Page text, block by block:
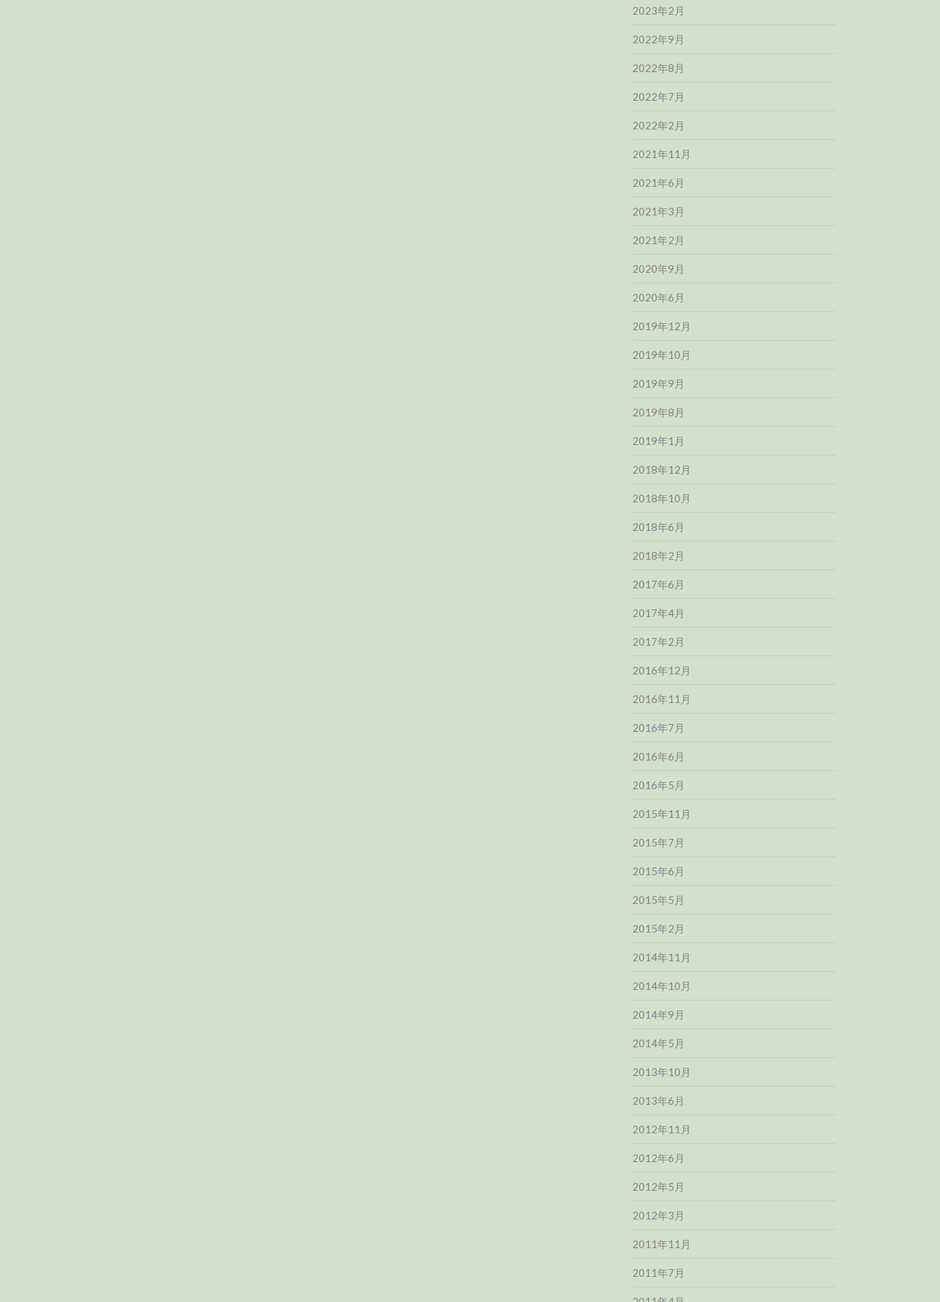
2023年2月
2022年9月
2022年8月
2022年7月
2022年2月
2021年11月
2021年6月
2021年3月
2021年2月
2020年9月
2020年6月
2019年12月
2019年10月
2019年9月
2019年8月
2019年1月
2018年12月
2018年10月
2018年6月
2018年2月
2017年6月
2017年4月
2017年2月
2016年12月
2016年11月
2016年7月
2016年6月
2016年5月
2015年11月
2015年7月
2015年6月
2015年5月
2015年2月
2014年11月
2014年10月
2014年9月
2014年5月
2013年10月
2013年6月
2012年11月
2012年6月
2012年5月
2012年3月
2011年11月
2011年7月